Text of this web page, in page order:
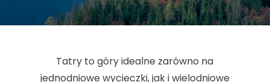
Tatry to góry idealne zarówno na
jednodniowe wycieczki, jak i wielodniowe